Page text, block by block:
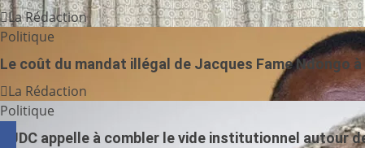
La Rédaction
Politique
Le coût du mandat illégal de Jacques Fame Ndongo
La Rédaction
Politique
L’UDC appelle à combler le vide institutionnel autour